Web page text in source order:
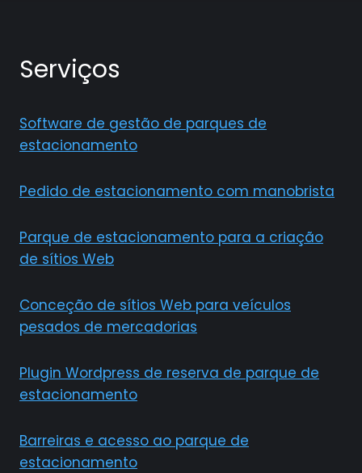
Serviços
Software de gestão de parques de
estacionamento
Pedido de estacionamento com manobrista
Parque de estacionamento para a criação
de sítios Web
Conceção de sítios Web para veículos
pesados de mercadorias
Plugin Wordpress de reserva de parque de
estacionamento
Barreiras e acesso ao parque de
estacionamento